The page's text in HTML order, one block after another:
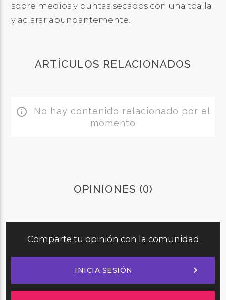
sobre medios y puntas secados con una toalla
y aclarar abundantemente.
ARTÍCULOS RELACIONADOS
info_outline No hay contenido relacionado por el
momento
OPINIONES (0)
Comparte tu opinión con la comunidad
INICIA SESIÓN chevron_right